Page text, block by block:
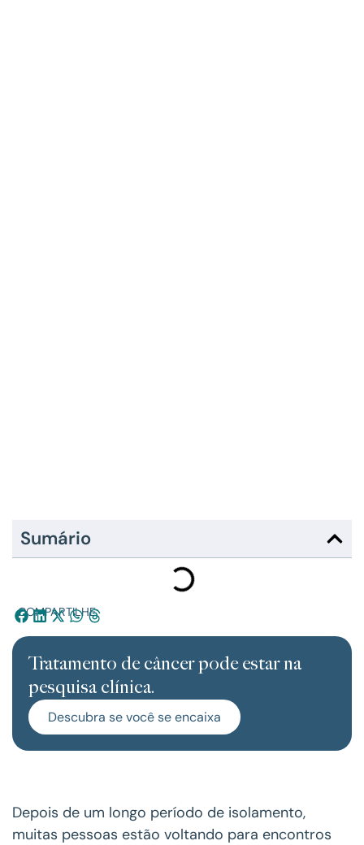
Sumário
COMPARTILHE:
Tratamento de câncer pode estar na
pesquisa clínica.
Descubra se você se encaixa
Depois de um longo período de isolamento,
muitas pessoas estão voltando para encontros